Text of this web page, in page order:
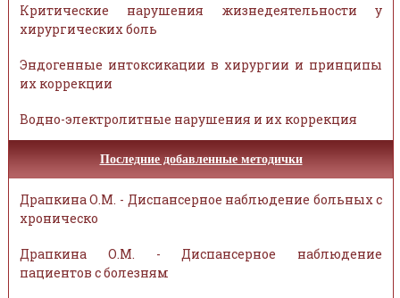
Критические нарушения жизнедеятельности у
хирургических боль
Эндогенные интоксикации в хирургии и принципы
их коррекции
Водно-электролитные нарушения и их коррекция
Последние добавленные методички
Драпкина О.М. - Диспансерное наблюдение больных с
хроническо
Драпкина О.М. - Диспансерное наблюдение
пациентов с болезням